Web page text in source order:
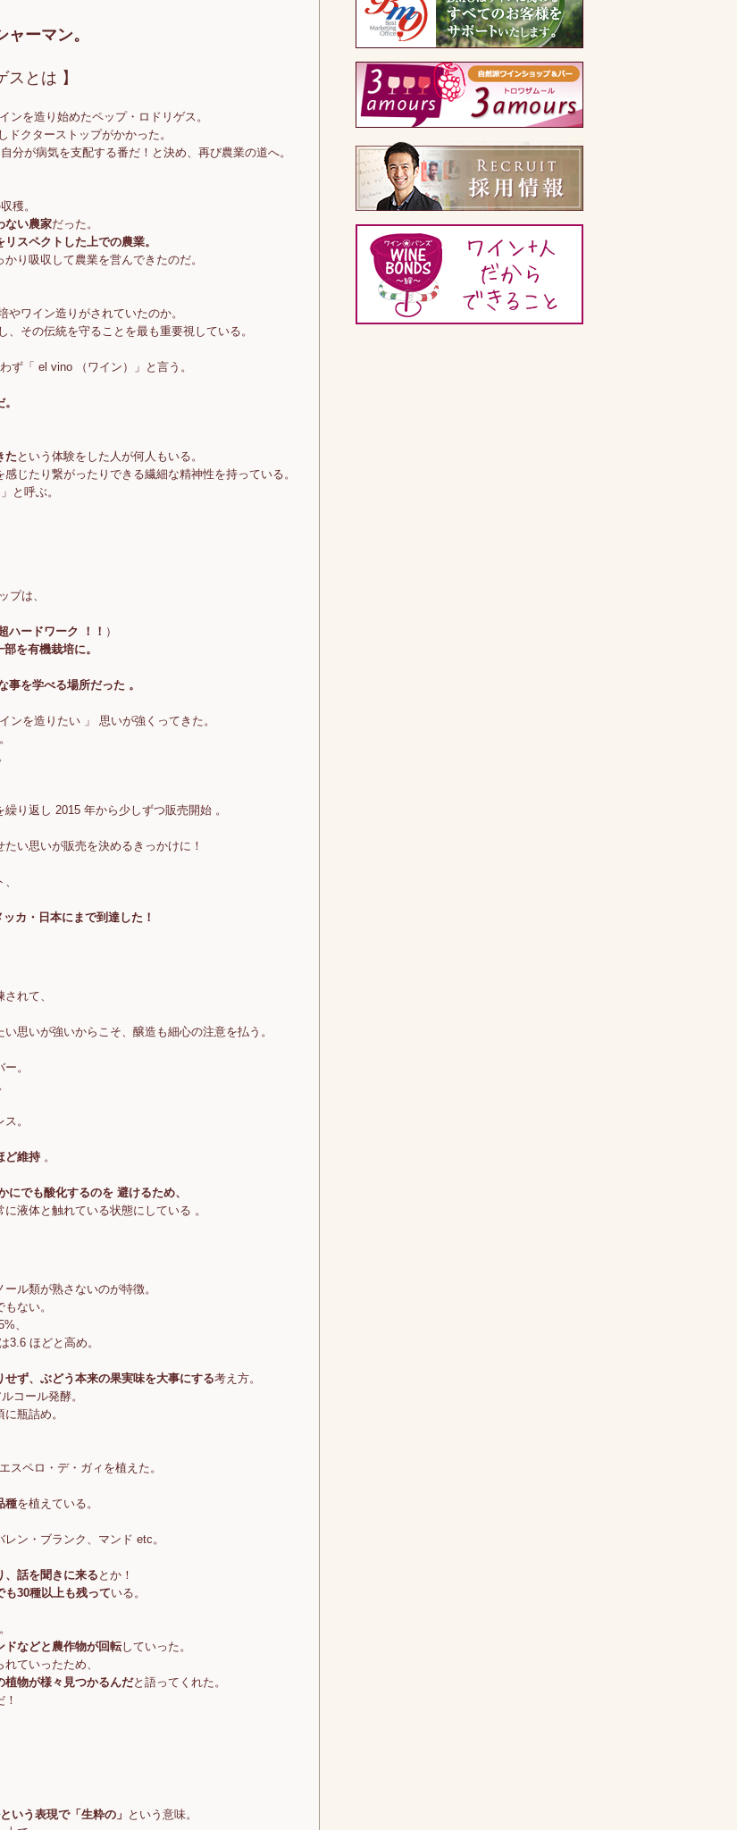
ーマン。
とは 】
ンを造り始めたペップ・ロドリゲス。
クターストップがかかった。
分が病気を支配する番だ！と決め、再び農業の道へ。
穫。
ない農家だった。
スペクトした上での農業。
り吸収して農業を営んできたのだ。
ワイン造りがされていたのか。
その伝統を守ることを最も重要視している。
ず「 el vino （ワイン）」と言う。
た という体験をした人が何人もいる。
じたり繋がったりできる繊細な精神性を持っている。
と呼ぶ。
プは、
ハードワーク ！！ ）
を有機栽培に。
を学べる場所だった 。
ンを造りたい 」 思いが強くってきた。
繰り返し 2015 年から少しずつ販売開始 。
い思いが販売を決めるきっかけに！
カ・日本にまで到達した！
れて、
い思いが強いからこそ、醸造も細心の注意を払う。
。
。
ど維持 。
にでも酸化するのを 避けるため、
に液体と触れている状態にしている 。
ル類が熟さないのが特徴。
ない。
、
3.6 ほどと高め。
ず、ぶどう本来の果実味を大事にする考え方。
コール発酵。
瓶詰め。
スペロ・デ・ガィを植えた。
種を植えている。
ン・ブランク、マンド etc。
、話を聞きに来る とか！
も30種以上も残っている。
ドなどと農作物が回転していった。
ていったため、
植物が様々見つかるんだと語ってくれた。
いう表現で「生粋の」 という意味。